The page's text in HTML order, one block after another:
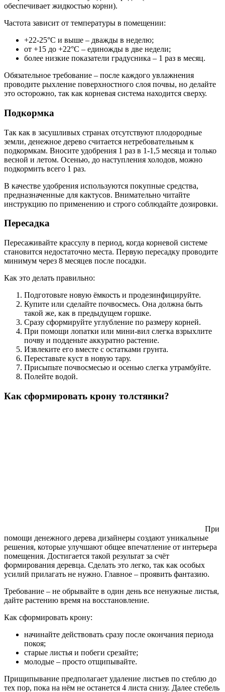
обеспечивает жидкостью корни).
Частота зависит от температуры в помещении:
+22-25°C и выше – дважды в неделю;
от +15 до +22°C – единожды в две недели;
более низкие показатели градусника – 1 раз в месяц.
Обязательное требование – после каждого увлажнения
проводите рыхление поверхностного слоя почвы, но делайте
это осторожно, так как корневая система находится сверху.
Подкормка
Так как в засушливых странах отсутствуют плодородные
земли, денежное дерево считается нетребовательным к
подкормкам. Вносите удобрения 1 раз в 1-1,5 месяца и только
весной и летом. Осенью, до наступления холодов, можно
подкормить всего 1 раз.
В качестве удобрения используются покупные средства,
предназначенные для кактусов. Внимательно читайте
инструкцию по применению и строго соблюдайте дозировки.
Пересадка
Пересаживайте крассулу в период, когда корневой системе
становится недостаточно места. Первую пересадку проводите
минимум через 8 месяцев после посадки.
Как это делать правильно:
Подготовьте новую ёмкость и продезинфицируйте.
Купите или сделайте почвосмесь. Она должна быть
такой же, как в предыдущем горшке.
Сразу сформируйте углубление по размеру корней.
При помощи лопатки или мини-вил слегка взрыхлите
почву и подденьте аккуратно растение.
Извлеките его вместе с остатками грунта.
Переставьте куст в новую тару.
Присыпьте почвосмесью и осенью слегка утрамбуйте.
Полейте водой.
Как сформировать крону толстянки?
При
помощи денежного дерева дизайнеры создают уникальные
решения, которые улучшают общее впечатление от интерьера
помещения. Достигается такой результат за счёт
формирования деревца. Сделать это легко, так как особых
усилий прилагать не нужно. Главное – проявить фантазию.
Требование – не обрывайте в один день все ненужные листья,
дайте растению время на восстановление.
Как сформировать крону:
начинайте действовать сразу после окончания периода
покоя;
старые листья и побеги срезайте;
молодые – просто отщипывайте.
Прищипывание предполагает удаление листьев по стеблю до
тех пор, пока на нём не останется 4 листа снизу. Далее стебель